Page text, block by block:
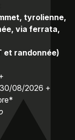
tyrolienne,
via ferrata,
et randonnée)
08/2026 +